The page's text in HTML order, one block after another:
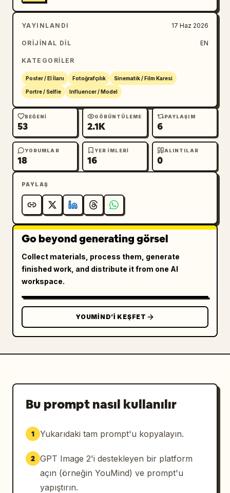
YAYINLANDI 17 Haz 2026
ORIJINAL DIL EN
KATEGORILER
Poster / El İlanı Fotoğrafçılık Sinematik / Film Karesi
Portre / Selfie Influencer / Model
BEĞENI
53
GÖRÜNTÜLEME
2.1K
PAYLAŞIM
6
YORUMLAR
18
YER IMLERI
16
ALINTILAR
0
PAYLAŞ
Go beyond generating görsel
Collect materials, process them, generate
finished work, and distribute it from one AI
workspace.
YOUMIND’I KEŞFET
Bu prompt nasıl kullanılır
1 Yukarıdaki tam prompt'u kopyalayın.
2 GPT Image 2'i destekleyen bir platform
açın (örneğin YouMind) ve prompt'u
yapıştırın.